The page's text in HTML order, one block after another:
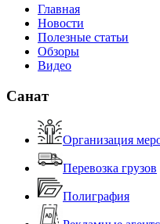
Главная
Новости
Полезные статьи
Обзоры
Видео
Санат
Организация
Перевозка грузов
Полиграфия